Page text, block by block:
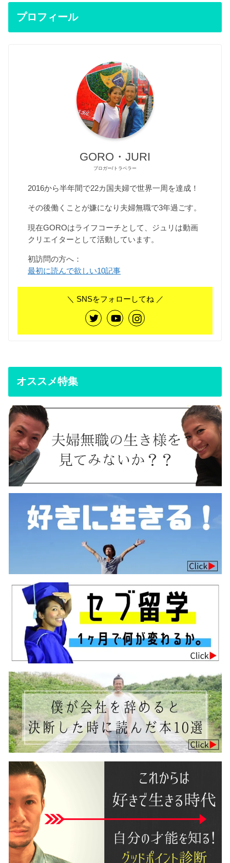
プロフィール
GORO・JURI
ブロガー/トラベラー
2016から半年間で22カ国夫婦で世界一周を達成！
その後働くことが嫌になり夫婦無職で3年過ごす。
現在GOROはライフコーチとして、ジュリは動画
クリエイターとして活動しています。
初訪問の方へ：
最初に読んで欲しい10記事
＼ SNSをフォローしてね ／
オススメ特集